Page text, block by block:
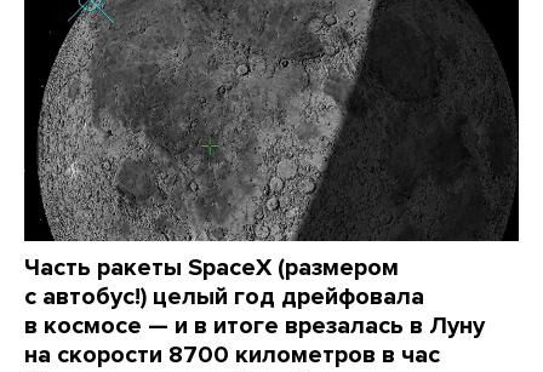
Часть ракеты SpaceX (размером
с автобус!) целый год дрейфовала
в космосе — и в итоге врезалась в Луну
на скорости 8700 километров в час